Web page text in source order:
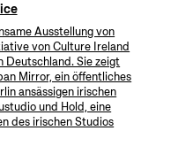
Ausstellung von
von Culture Ireland
Deutschland. Sie zeigt
Mirror, ein öffentliches
ansässigen irischen
und Hold, eine
des irischen Studios